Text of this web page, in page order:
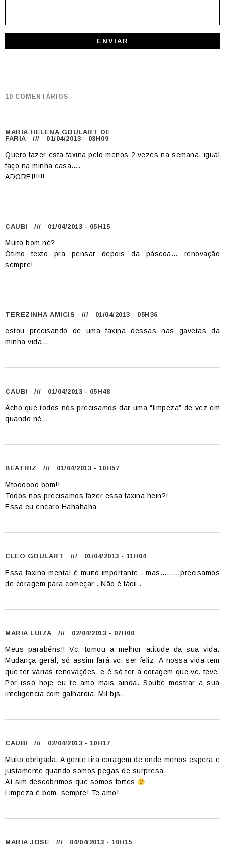
10 COMENTÁRIOS
MARIA HELENA GOULART DE
FARIA /// 01/04/2013 - 03H09
Quero fazer esta faxina pelo menos 2 vezes na semana, igual
faço na minha casa….
ADOREI!!!!!
CAUBI /// 01/04/2013 - 05H15
Muito bom né?
Ótimo texto pra pensar depois da páscoa… renovação
sempre!
TEREZINHA AMICIS /// 01/04/2013 - 05H36
estou precisando de uma faxina dessas nas gavetas da
minha vida…
CAUBI /// 01/04/2013 - 05H48
Acho que todos nós precisamos dar uma “limpeza” de vez em
quando né…
BEATRIZ /// 01/04/2013 - 10H57
Mtoooooo bom!!
Todos nos precisamos fazer essa faxina hein?!
Essa eu encaro Hahahaha
CLEO GOULART /// 01/04/2013 - 11H04
Essa faxina mental é muito importante , mas………precisamos
de coragem para começar . Não é fácil .
MARIA LUIZA /// 02/04/2013 - 07H00
Meus parabéns!! Vc. tomou a melhor atitude da sua vida.
Mudança geral, só assim fará vc. ser feliz. A nossa vida tem
que ter várias renovações, e é só ter a coragem que vc. teve.
Por isso hoje eu te amo mais ainda. Soube mostrar a sua
inteligencia com galhardia. Mil bjs.
CAUBI /// 02/04/2013 - 10H17
Muito obrigada. A gente tira coragem de onde menos espera e
justamente quando somos pegas de surpresa.
Aí sim descobrimos que somos fortes
Limpeza é bom, sempre! Te amo!
MARIA JOSE /// 04/04/2013 - 10H15